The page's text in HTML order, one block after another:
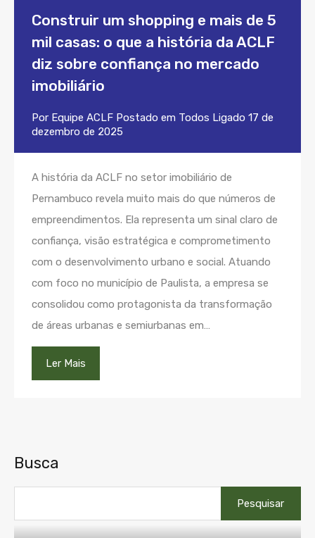
Construir um shopping e mais de 5
mil casas: o que a história da ACLF
diz sobre confiança no mercado
imobiliário
Por Equipe ACLF Postado em Todos Ligado 17 de
dezembro de 2025
A história da ACLF no setor imobiliário de
Pernambuco revela muito mais do que números de
empreendimentos. Ela representa um sinal claro de
confiança, visão estratégica e comprometimento
com o desenvolvimento urbano e social. Atuando
com foco no município de Paulista, a empresa se
consolidou como protagonista da transformação
de áreas urbanas e semiurbanas em…
Ler Mais
Busca
por: